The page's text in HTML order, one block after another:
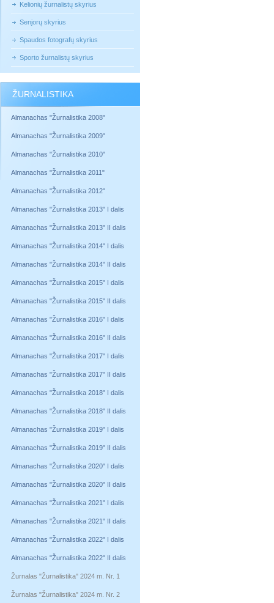
Kelionių žurnalistų skyrius
Senjorų skyrius
Spaudos fotografų skyrius
Sporto žurnalistų skyrius
ŽURNALISTIKA
Almanachas "Žurnalistika 2008"
Almanachas "Žurnalistika 2009"
Almanachas "Žurnalistika 2010"
Almanachas "Žurnalistika 2011"
Almanachas "Žurnalistika 2012"
Almanachas "Žurnalistika 2013" I dalis
Almanachas "Žurnalistika 2013" II dalis
Almanachas "Žurnalistika 2014" I dalis
Almanachas "Žurnalistika 2014" II dalis
Almanachas "Žurnalistika 2015" I dalis
Almanachas "Žurnalistika 2015" II dalis
Almanachas "Žurnalistika 2016" I dalis
Almanachas "Žurnalistika 2016" II dalis
Almanachas "Žurnalistika 2017" I dalis
Almanachas "Žurnalistika 2017" II dalis
Almanachas "Žurnalistika 2018" I dalis
Almanachas "Žurnalistika 2018" II dalis
Almanachas "Žurnalistika 2019" I dalis
Almanachas "Žurnalistika 2019" II dalis
Almanachas "Žurnalistika 2020" I dalis
Almanachas "Žurnalistika 2020" II dalis
Almanachas "Žurnalistika 2021" I dalis
Almanachas "Žurnalistika 2021" II dalis
Almanachas "Žurnalistika 2022" I dalis
Almanachas "Žurnalistika 2022" II dalis
Žurnalas "Žurnalistika" 2024 m. Nr. 1
Žurnalas "Žurnalistika" 2024 m. Nr. 2